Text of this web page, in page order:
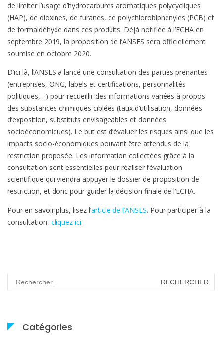
de limiter l’usage d’hydrocarbures aromatiques polycycliques
(HAP), de dioxines, de furanes, de polychlorobiphényles (PCB) et
de formaldéhyde dans ces produits. Déjà notifiée à l’ECHA en
septembre 2019, la proposition de l’ANSES sera officiellement
soumise en octobre 2020.
D’ici là, l’ANSES a lancé une consultation des parties prenantes
(entreprises, ONG, labels et certifications, personnalités
politiques,…) pour recueillir des informations variées à propos
des substances chimiques ciblées (taux d’utilisation, données
d’exposition, substituts envisageables et données
socioéconomiques). Le but est d’évaluer les risques ainsi que les
impacts socio-économiques pouvant être attendus de la
restriction proposée. Les information collectées grâce à la
consultation sont essentielles pour réaliser l’évaluation
scientifique qui viendra appuyer le dossier de proposition de
restriction, et donc pour guider la décision finale de l’ECHA.
Pour en savoir plus, lisez l’article de l’ANSES. Pour participer à la
consultation, cliquez ici.
Rechercher :
Catégories